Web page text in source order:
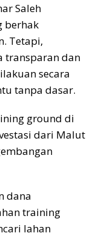
Saleh
berhak
Tetapi,
transparan dan
secara
tanpa dasar.
ground di
dari Malut
dana
training
lahan